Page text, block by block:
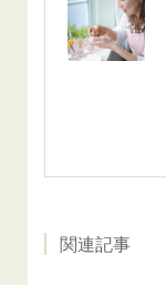
関連記事